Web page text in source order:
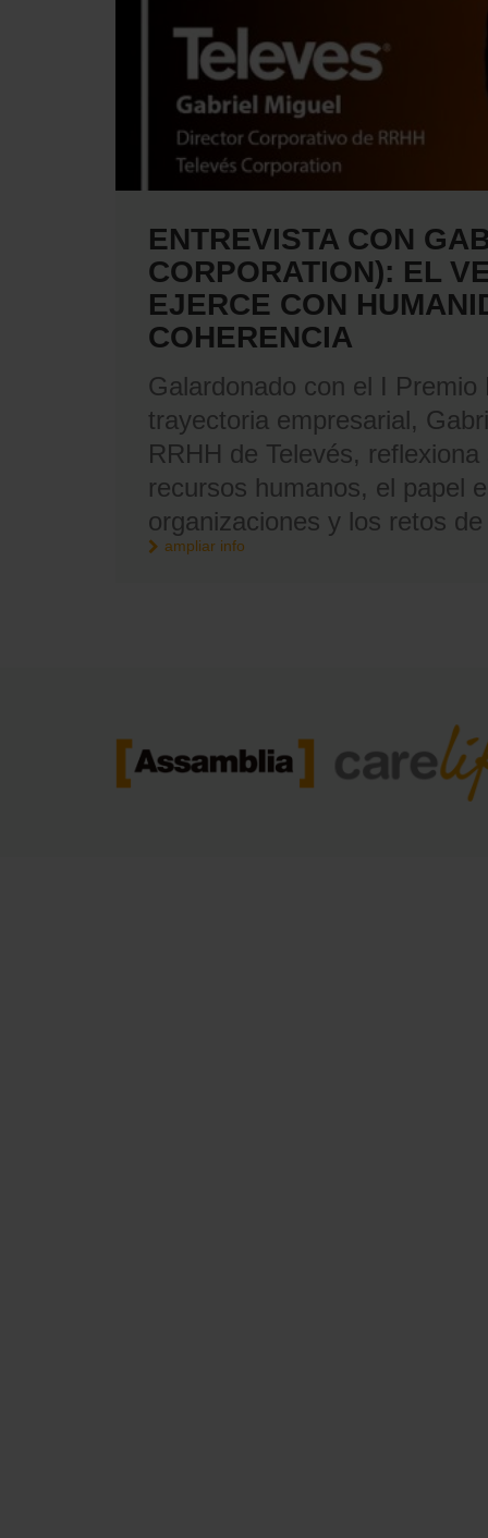
ENTREVISTA CON
CORPORATION): EL
EJERCE CON
COHERENCIA
Galardonado con el I
trayectoria empresarial,
RRHH de Televés,
recursos humanos, el papel
organizaciones y los retos
ampliar info